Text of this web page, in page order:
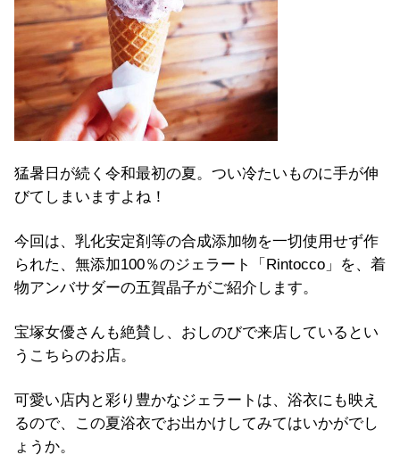
猛暑日が続く令和最初の夏。つい冷たいものに手が伸
びてしまいますよね！
今回は、乳化安定剤等の合成添加物を一切使用せず作
られた、無添加100％のジェラート「Rintocco」を、着
物アンバサダーの五賀晶子がご紹介します。
宝塚女優さんも絶賛し、おしのびで来店しているとい
うこちらのお店。
可愛い店内と彩り豊かなジェラートは、浴衣にも映え
るので、この夏浴衣でお出かけしてみてはいかがでし
ょうか。